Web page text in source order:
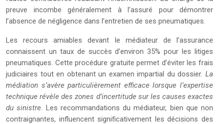
preuve incombe généralement à l’assuré pour démontrer
l’absence de négligence dans l’entretien de ses pneumatiques.
Les recours amiables devant le médiateur de l’assurance
connaissent un taux de succès d’environ 35% pour les litiges
pneumatiques. Cette procédure gratuite permet d’éviter les frais
judiciaires tout en obtenant un examen impartial du dossier. La
médiation s’avère particulièrement efficace lorsque l’expertise
technique révèle des zones d’incertitude sur les causes exactes
du sinistre. Les recommandations du médiateur, bien que non
contraignantes, influencent significativement les décisions des